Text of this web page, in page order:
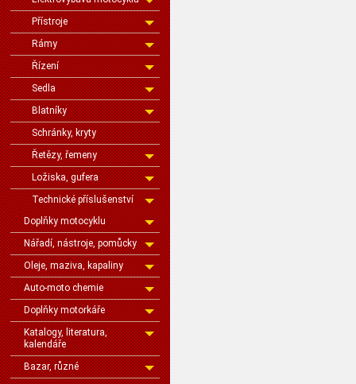
Přístroje
Rámy
Řízení
Sedla
Blatníky
Schránky, kryty
Řetězy, řemeny
Ložiska, gufera
Technické příslušenství
Doplňky motocyklu
Nářadí, nástroje, pomůcky
Oleje, maziva, kapaliny
Auto-moto chemie
Doplňky motorkáře
Katalogy, literatura,
kalendáře
Bazar, různé